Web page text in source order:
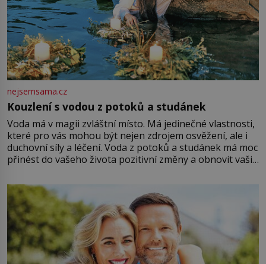
nejsemsama.cz
Kouzlení s vodou z potoků a studánek
Voda má v magii zvláštní místo. Má jedinečné vlastnosti,
které pro vás mohou být nejen zdrojem osvěžení, ale i
duchovní síly a léčení. Voda z potoků a studánek má moc
přinést do vašeho života pozitivní změny a obnovit vaši
můžete obohatit své rituály a přinést do svého života
větší harmonii a klid. Je důležité